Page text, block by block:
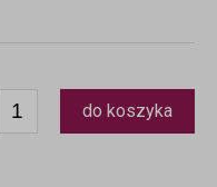
do koszyka